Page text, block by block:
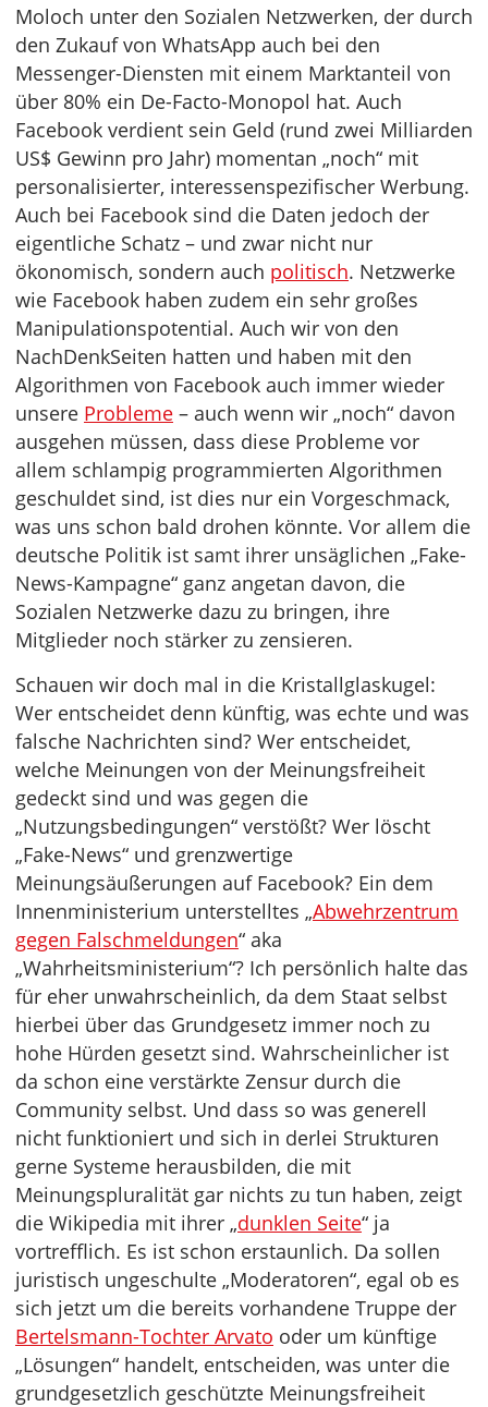
Moloch unter den Sozialen Netzwerken, der durch
den Zukauf von WhatsApp auch bei den
Messenger-Diensten mit einem Marktanteil von
über 80% ein De-Facto-Monopol hat. Auch
Facebook verdient sein Geld (rund zwei Milliarden
US$ Gewinn pro Jahr) momentan „noch“ mit
personalisierter, interessenspezifischer Werbung.
Auch bei Facebook sind die Daten jedoch der
eigentliche Schatz – und zwar nicht nur
ökonomisch, sondern auch politisch. Netzwerke
wie Facebook haben zudem ein sehr großes
Manipulationspotential. Auch wir von den
NachDenkSeiten hatten und haben mit den
Algorithmen von Facebook auch immer wieder
unsere Probleme – auch wenn wir „noch“ davon
ausgehen müssen, dass diese Probleme vor
allem schlampig programmierten Algorithmen
geschuldet sind, ist dies nur ein Vorgeschmack,
was uns schon bald drohen könnte. Vor allem die
deutsche Politik ist samt ihrer unsäglichen „Fake-
News-Kampagne“ ganz angetan davon, die
Sozialen Netzwerke dazu zu bringen, ihre
Mitglieder noch stärker zu zensieren.
Schauen wir doch mal in die Kristallglaskugel:
Wer entscheidet denn künftig, was echte und was
falsche Nachrichten sind? Wer entscheidet,
welche Meinungen von der Meinungsfreiheit
gedeckt sind und was gegen die
„Nutzungsbedingungen“ verstößt? Wer löscht
„Fake-News“ und grenzwertige
Meinungsäußerungen auf Facebook? Ein dem
Innenministerium unterstelltes „Abwehrzentrum
gegen Falschmeldungen“ aka
„Wahrheitsministerium“? Ich persönlich halte das
für eher unwahrscheinlich, da dem Staat selbst
hierbei über das Grundgesetz immer noch zu
hohe Hürden gesetzt sind. Wahrscheinlicher ist
da schon eine verstärkte Zensur durch die
Community selbst. Und dass so was generell
nicht funktioniert und sich in derlei Strukturen
gerne Systeme herausbilden, die mit
Meinungspluralität gar nichts zu tun haben, zeigt
die Wikipedia mit ihrer „dunklen Seite“ ja
vortrefflich. Es ist schon erstaunlich. Da sollen
juristisch ungeschulte „Moderatoren“, egal ob es
sich jetzt um die bereits vorhandene Truppe der
Bertelsmann-Tochter Arvato oder um künftige
„Lösungen“ handelt, entscheiden, was unter die
grundgesetzlich geschützte Meinungsfreiheit